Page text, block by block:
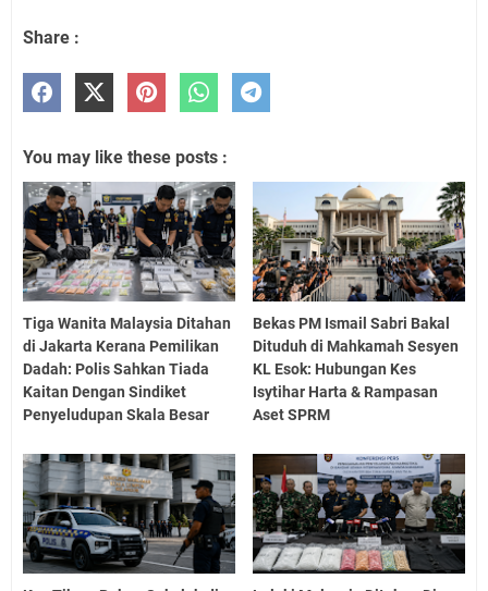
Share :
You may like these posts :
Tiga Wanita Malaysia Ditahan
di Jakarta Kerana Pemilikan
Dadah: Polis Sahkan Tiada
Kaitan Dengan Sindiket
Penyeludupan Skala Besar
Bekas PM Ismail Sabri Bakal
Dituduh di Mahkamah Sesyen
KL Esok: Hubungan Kes
Isytihar Harta & Rampasan
Aset SPRM